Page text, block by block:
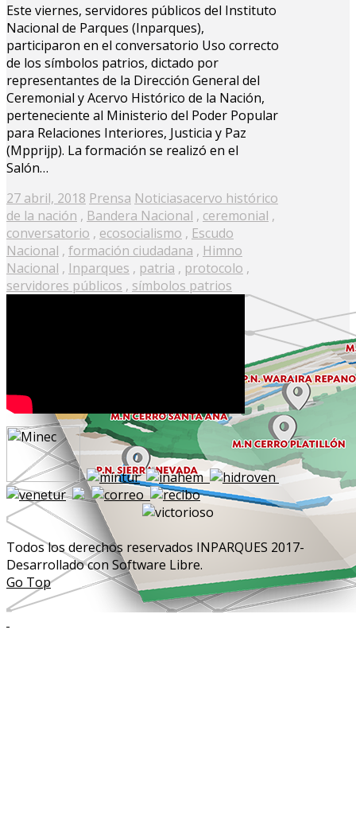
Este viernes, servidores públicos del Instituto
Nacional de Parques (Inparques),
participaron en el conversatorio Uso correcto
de los símbolos patrios, dictado por
representantes de la Dirección General del
Ceremonial y Acervo Histórico de la Nación,
perteneciente al Ministerio del Poder Popular
para Relaciones Interiores, Justicia y Paz
(Mpprijp). La formación se realizó en el
Salón…
Posted
on
27 abril, 2018 Prensa Noticiasacervo histórico
de la nación , Bandera Nacional , ceremonial ,
conversatorio , ecosocialismo , Escudo
Nacional , formación ciudadana , Himno
Nacional , Inparques , patria , protocolo ,
servidores públicos , símbolos patrios
Todos los derechos reservados INPARQUES 2017-
Desarrollado con Software Libre.
Go Top